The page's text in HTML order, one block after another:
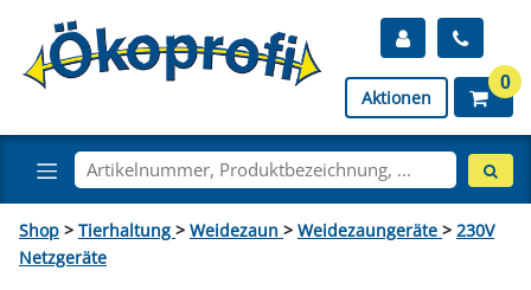
Aktionen
0
Shop > Tierhaltung > Weidezaun > Weidezaungeräte > 230V
Netzgeräte